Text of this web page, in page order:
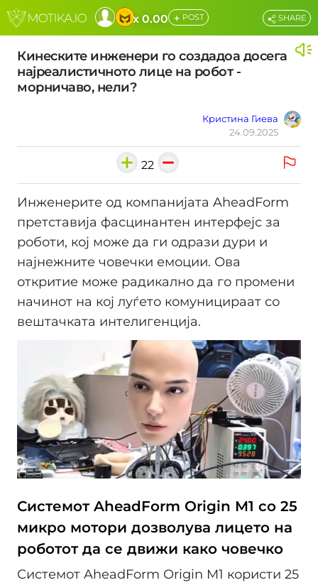
x 0.00 + POST
Кинеските инженери го создадоа досега
најреалистичното лице на робот -
морничаво, нели?
Кристина Гиева
24.09.2025
SHARE
22
Инженерите од компанијата AheadForm
претставија фасцинантен интерфејс за
роботи, кој може да ги одрази дури и
најнежните човечки емоции. Ова
откритие може радикално да го промени
начинот на кој луѓето комуницираат со
вештачката интелигенција.
Системот AheadForm Origin M1 со 25
микро мотори дозволува лицето на
роботот да се движи како човечко
Системот AheadForm Origin M1 користи 25